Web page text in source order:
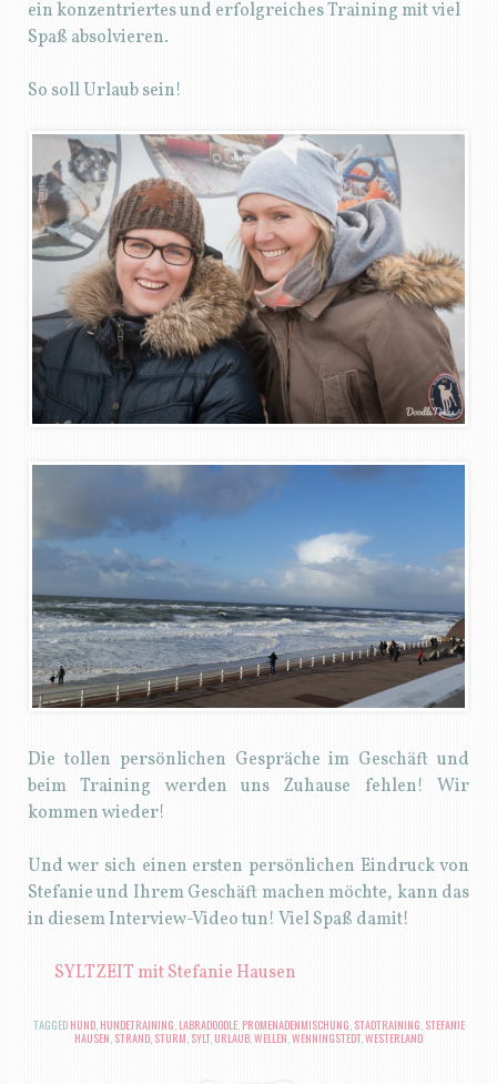
ein konzentriertes und erfolgreiches Training mit viel
Spaß absolvieren.
So soll Urlaub sein!
Die tollen persönlichen Gespräche im Geschäft und
beim Training werden uns Zuhause fehlen! Wir
kommen wieder!
Und wer sich einen ersten persönlichen Eindruck von
Stefanie und Ihrem Geschäft machen möchte, kann das
in diesem Interview-Video tun! Viel Spaß damit!
SYLTZEIT mit Stefanie Hausen
TAGGED HUND, HUNDETRAINING LABRADOODLE, PROMENADENMISCHUNG STADTRAINING STEFANIE
HAUSEN STRAND STURM SYLT, URLAUB WELLEN WENNINGSTEDT, WESTERLAND